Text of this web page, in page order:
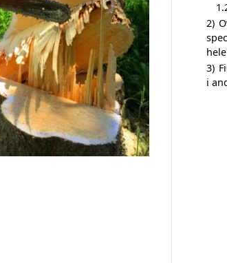
2)
3)
i